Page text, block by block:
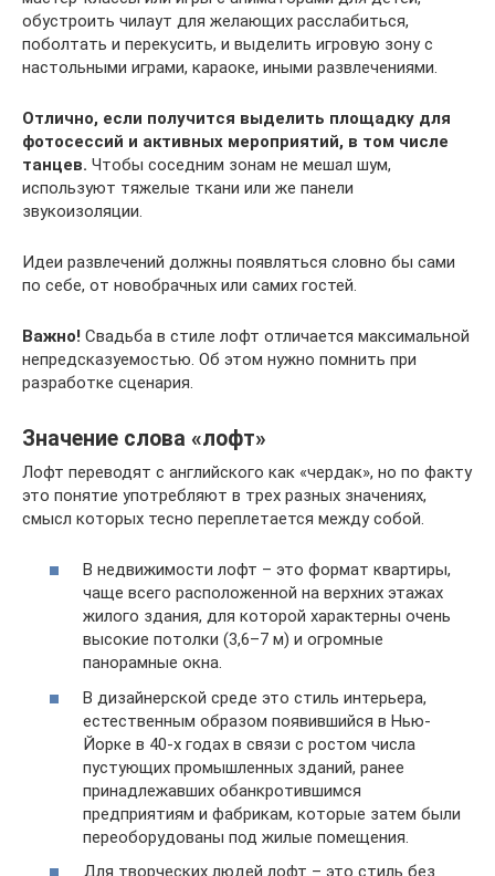
обустроить чилаут для желающих расслабиться,
поболтать и перекусить, и выделить игровую зону с
настольными играми, караоке, иными развлечениями.
Отлично, если получится выделить площадку для
фотосессий и активных мероприятий, в том числе
танцев. Чтобы соседним зонам не мешал шум,
используют тяжелые ткани или же панели
звукоизоляции.
Идеи развлечений должны появляться словно бы сами
по себе, от новобрачных или самих гостей.
Важно! Свадьба в стиле лофт отличается максимальной
непредсказуемостью. Об этом нужно помнить при
разработке сценария.
Значение слова «лофт»
Лофт переводят с английского как «чердак», но по факту
это понятие употребляют в трех разных значениях,
смысл которых тесно переплетается между собой.
В недвижимости лофт – это формат квартиры,
чаще всего расположенной на верхних этажах
жилого здания, для которой характерны очень
высокие потолки (3,6–7 м) и огромные
панорамные окна.
В дизайнерской среде это стиль интерьера,
естественным образом появившийся в Нью-
Йорке в 40-х годах в связи с ростом числа
пустующих промышленных зданий, ранее
принадлежавших обанкротившимся
предприятиям и фабрикам, которые затем были
переоборудованы под жилые помещения.
Для творческих людей лофт – это стиль без